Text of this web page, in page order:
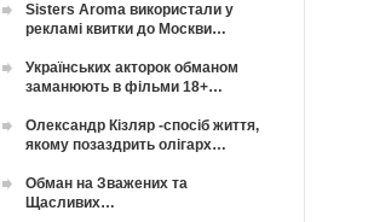
Sisters Aroma використали у
рекламі квитки до Москви…
Українських акторок обманом
заманюють в фільми 18+…
Олександр Кізляр -спосіб життя,
якому позаздрить олігарх…
Обман на Зважених та
Щасливих…